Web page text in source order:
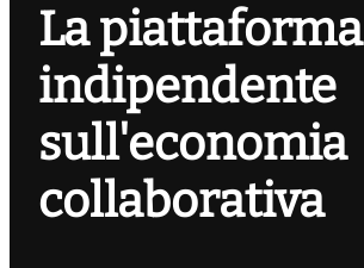
La piattaforma
indipendente
sull'economia
collaborativa